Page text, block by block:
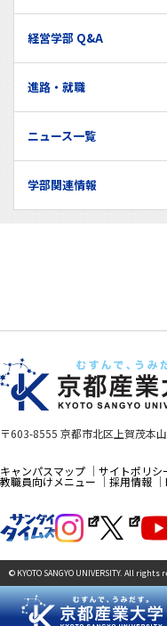
経営学部 Q&A
進路・就職
ニュース一覧
学部関連情報
〒603-8555 京都市北区上賀茂本山
キャンパスマップ サイトポリシ
教職員向けメニュー 採用情報
© KYOTO SANGYO UNIVERSITY. All rights